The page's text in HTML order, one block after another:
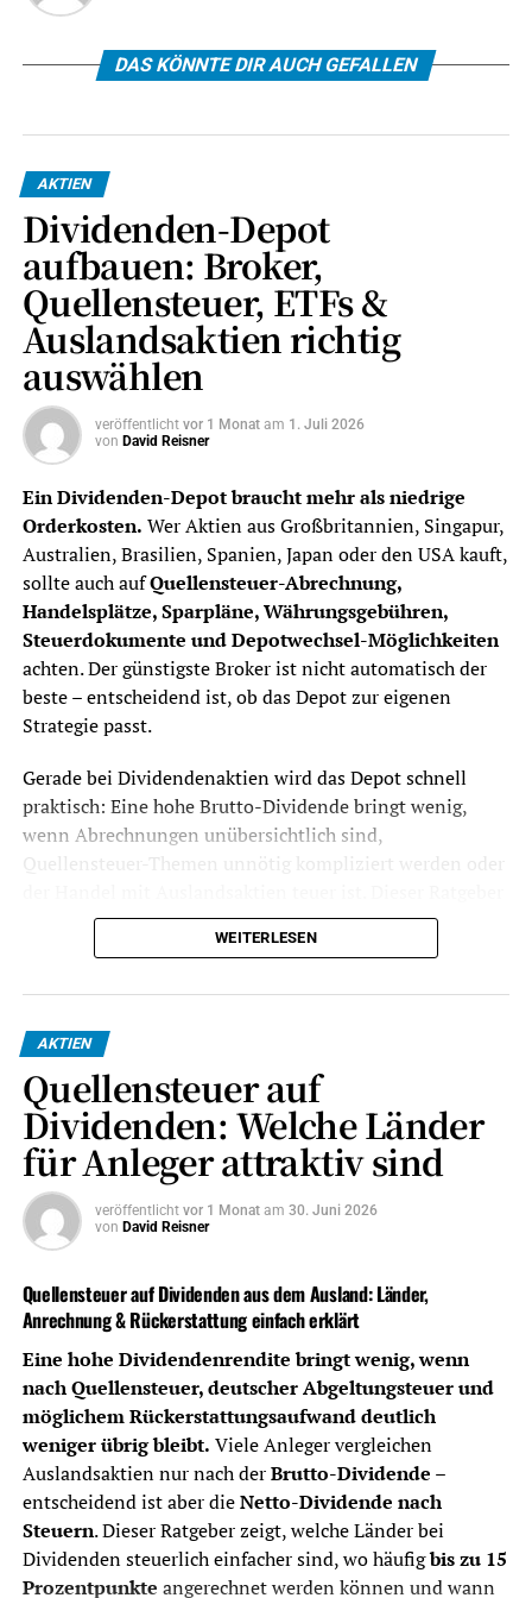
DAS KÖNNTE DIR AUCH GEFALLEN
AKTIEN
Dividenden-Depot
aufbauen: Broker,
Quellensteuer, ETFs &
Auslandsaktien richtig
auswählen
veröffentlicht vor 1 Monat am 1. Juli 2026
von David Reisner
Ein Dividenden-Depot braucht mehr als niedrige
Orderkosten. Wer Aktien aus Großbritannien, Singapur,
Australien, Brasilien, Spanien, Japan oder den USA kauft,
sollte auch aufQuellensteuer-Abrechnung,
Handelsplätze, Sparpläne, Währungsgebühren,
Steuerdokumente und Depotwechsel-Möglichkeiten
achten. Der günstigste Broker ist nicht automatisch der
beste – entscheidend ist, ob das Depot zur eigenen
Strategie passt.
Gerade bei Dividendenaktien wird das Depot schnell
praktisch: Eine hohe Brutto-Dividende bringt wenig,
wenn Abrechnungen unübersichtlich sind,
Quellensteuer-Themen unnötig kompliziert werden oder
zeigt, worauf Anleger achten sollten, bevor sie ein
Dividenden-Depot eröffnen oder ihr bestehendes Depot
Stand: Juli 2026.
Anlageberatung und keine Steuerberatung, sondern eine
Orientierung für Privatanleger in Deutschland.
Das Wichtigste in Kürze – Kosten
und Steuern
Depotkosten
Depotführung,
Handelsplatzgebühren,
Sparplankosten und
Währungsumrechnung zählen.
Dividendenabrechnung
Ein gutes Dividenden-Depot sollte
Ausschüttungen, Steuern und Erträge
übersichtlich dokumentieren.
Quellensteuer
Bei Auslandsdividenden ist wichtig, ob
der Broker Quellensteuer sauber
ausweist, anrechenbare Beträge
berücksichtigt und nötige Unterlagen
WEITERLESEN
AKTIEN
Quellensteuer auf
Dividenden: Welche Länder
für Anleger attraktiv sind
veröffentlicht vor 1 Monat am 30. Juni 2026
von David Reisner
Quellensteuer auf Dividenden aus dem Ausland: Länder,
Anrechnung & Rückerstattung einfach erklärt
Eine hohe Dividendenrendite bringt wenig, wenn
nach Quellensteuer, deutscher Abgeltungsteuer und
möglichem Rückerstattungsaufwand deutlich
weniger übrig bleibt. Viele Anleger vergleichen
Auslandsaktien nur nach derBrutto-Dividende –
entscheidend ist aber dieNetto-Dividende nach
Steuern. Dieser Ratgeber zeigt, welche Länder bei
Dividenden steuerlich einfacher sind, wo häufigbis zu 15
Prozentpunkte angerechnet werden können und wann